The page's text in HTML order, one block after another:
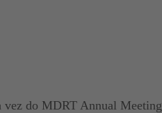
do MDRT Annual Meeting